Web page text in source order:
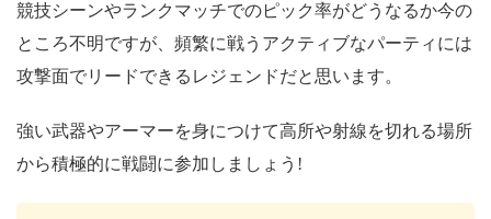
競技シーンやランクマッチでのピック率がどうなるか今の
ところ不明ですが、頻繁に戦うアクティブなパーティには
攻撃面でリードできるレジェンドだと思います。
強い武器やアーマーを身につけて高所や射線を切れる場所
から積極的に戦闘に参加しましょう!